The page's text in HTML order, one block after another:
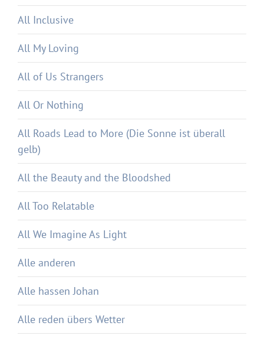
All Inclusive
All My Loving
All of Us Strangers
All Or Nothing
All Roads Lead to More (Die Sonne ist überall
gelb)
All the Beauty and the Bloodshed
All Too Relatable
All We Imagine As Light
Alle anderen
Alle hassen Johan
Alle reden übers Wetter